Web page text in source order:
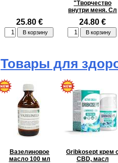
25.80 €
"Творчество
внутри меня. Сл
24.80 €
Товары для
Вазелиновое
масло 100 мл
Gribkosept крем
CBD, масл